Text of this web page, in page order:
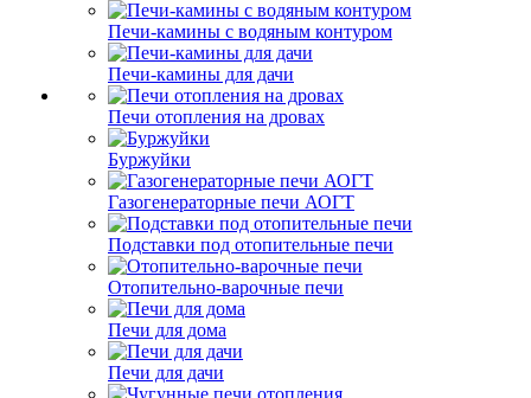
Печи-камины с водяным контуром
Печи-камины для дачи
Печи отопления на дровах
Буржуйки
Газогенераторные печи АОГТ
Подставки под отопительные печи
Отопительно-варочные печи
Печи для дома
Печи для дачи